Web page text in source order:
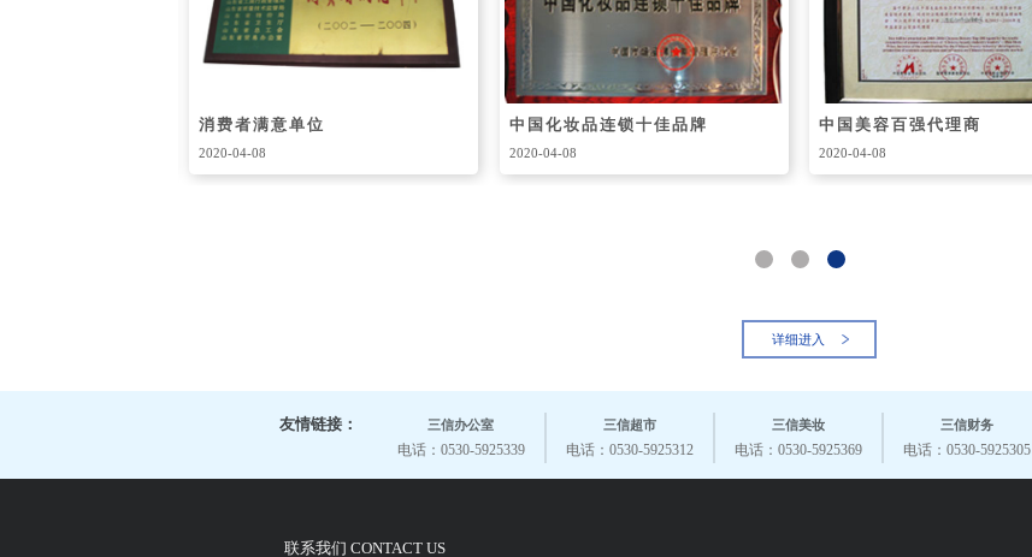
2A级信用企业
2020-04-08
山东省百城万店无假货示范店
2020-04-08
菏泽市青年文明号
2020-04-08
详细进入
友情链接： 三信办公室
电话：0530-5925339
三信超市
电话：0530-5925312
三信美妆
电话：0530-5925369
三信财务
电话：0530-5925305
联系我们 CONTACT US